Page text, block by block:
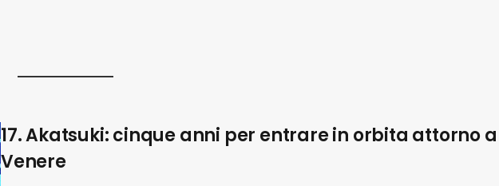
17. Akatsuki: cinque anni per entrare in orbita attorno a
Venere